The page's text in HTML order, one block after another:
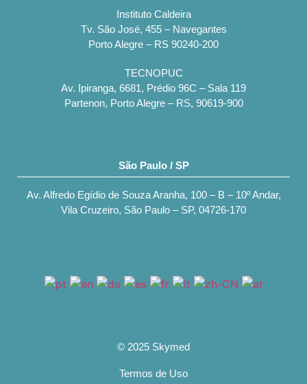
Instituto Caldeira
Tv. São José, 455 – Navegantes
Porto Alegre – RS 90240-200
TECNOPUC
Av. Ipiranga, 6681, Prédio 96C – Sala 119
Partenon, Porto Alegre – RS, 90619-900
São Paulo / SP
Av. Alfredo Egídio de Souza Aranha, 100 – B – 10º Andar,
Vila Cruzeiro, São Paulo – SP, 04726-170
© 2025 Skymed
Termos de Uso